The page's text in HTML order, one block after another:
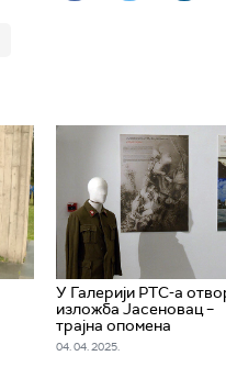
У Галерији РТС-а
изложба Јасеновац –
трајна опомена
04. 04. 2025.